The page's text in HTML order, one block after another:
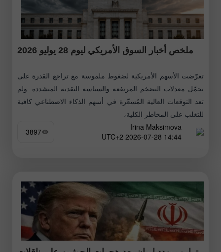
ملخص أخبار السوق الأمريكي ليوم 28 يوليو 2026
تعرّضت الأسهم الأمريكية لضغوط ملموسة مع تراجع القدرة على
تحمّل معدلات التضخم المرتفعة والسياسة النقدية المتشددة. ولم
تعد التوقعات العالية المُسعّرة في أسهم الذكاء الاصطناعي كافية
للتغلب على المخاطر الكلية،
Irina Maksimova
14:44 2026-07-28 UTC+2
3897